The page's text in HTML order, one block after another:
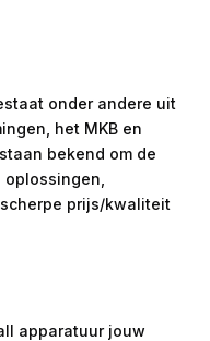
onder andere uit
het MKB en
bekend om de
prijs/kwaliteit
apparatuur jouw